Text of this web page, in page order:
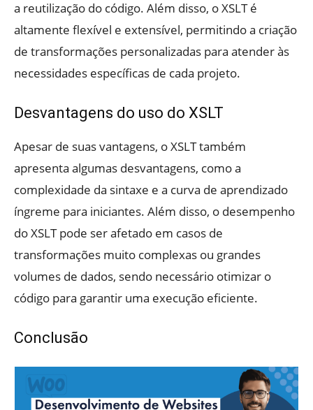
a reutilização do código. Além disso, o XSLT é
altamente flexível e extensível, permitindo a criação
de transformações personalizadas para atender às
necessidades específicas de cada projeto.
Desvantagens do uso do XSLT
Apesar de suas vantagens, o XSLT também
apresenta algumas desvantagens, como a
complexidade da sintaxe e a curva de aprendizado
íngreme para iniciantes. Além disso, o desempenho
do XSLT pode ser afetado em casos de
transformações muito complexas ou grandes
volumes de dados, sendo necessário otimizar o
código para garantir uma execução eficiente.
Conclusão